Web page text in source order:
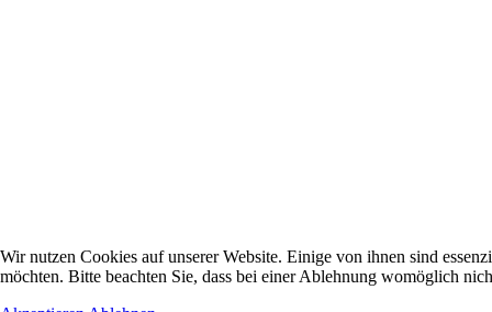
Wir nutzen Cookies auf unserer Website. Einige von ihnen sind
möchten. Bitte beachten Sie, dass bei einer Ablehnung womöglich